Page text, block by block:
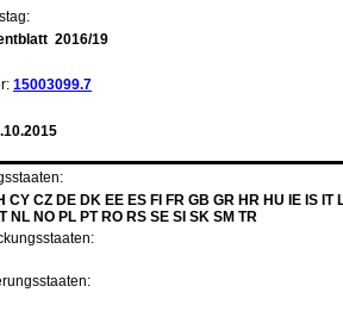
2016/19
15003099.7
CY CZ DE DK EE ES FI FR GB GR HR HU IE IS IT
NL NO PL PT RO RS SE SI SK SM TR